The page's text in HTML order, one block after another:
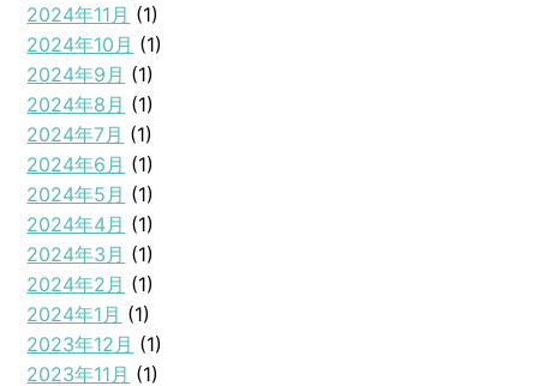
2024年11月 (1)
2024年10月 (1)
2024年9月 (1)
2024年8月 (1)
2024年7月 (1)
2024年6月 (1)
2024年5月 (1)
2024年4月 (1)
2024年3月 (1)
2024年2月 (1)
2024年1月 (1)
2023年12月 (1)
2023年11月 (1)